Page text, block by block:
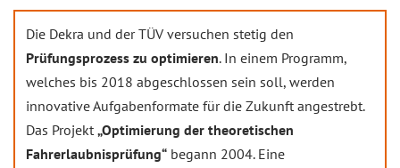
Die Dekra und der TÜV versuchen stetig den
Prüfungsprozess zu optimieren. In einem Programm,
welches bis 2018 abgeschlossen sein soll, werden
innovative Aufgabenformate für die Zukunft angestrebt.
Das Projekt „Optimierung der theoretischen
Fahrerlaubnisprüfung“ begann 2004. Eine